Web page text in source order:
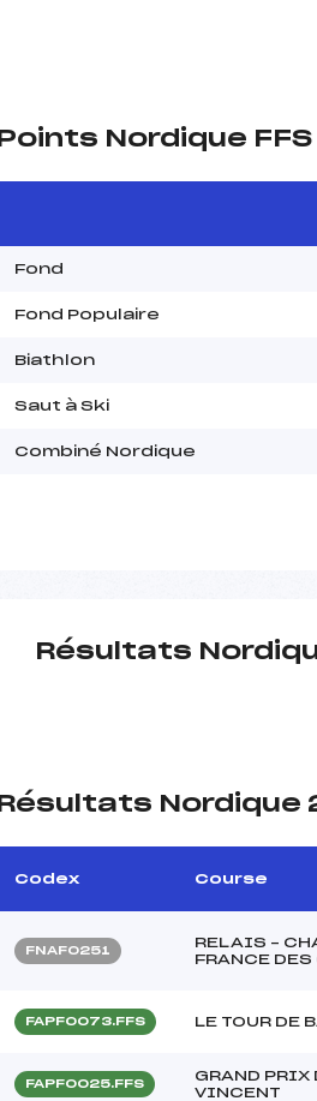
Points Nordique
Fond
Fond Populaire
Biathlon
Saut à Ski
Combiné Nordique
Résultats
Résultats Nordique
Codex Course
FNAF0251
RELAIS –
FRANCE
FAPF0073.FFS LE TOUR DE
FAPF0025.FFS
GRAND PRIX
VINCENT